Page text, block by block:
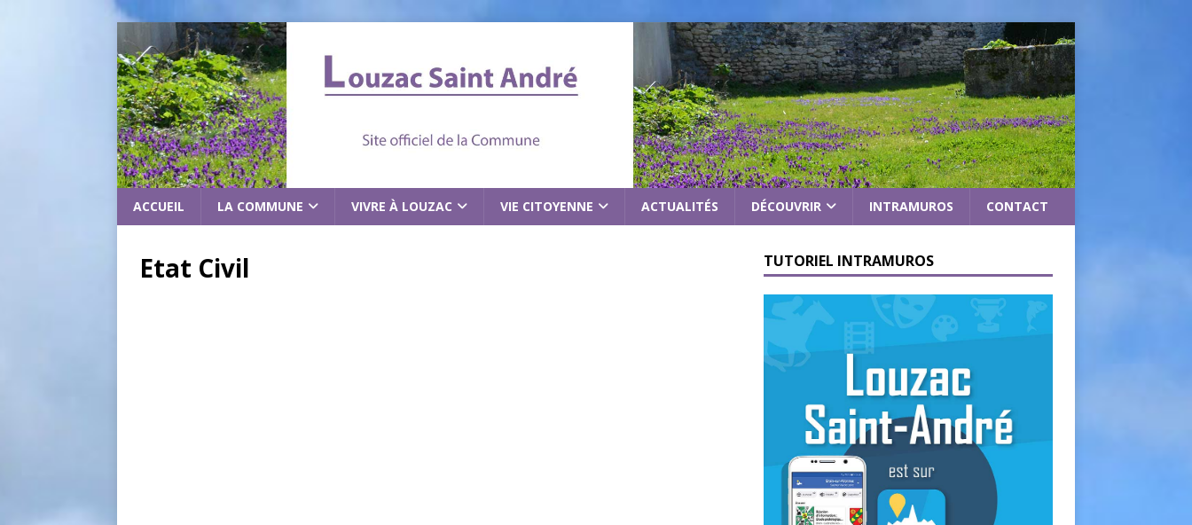
ACCUEIL LA COMMUNE VIVRE À LOUZAC VIE CITOYENNE ACTUALITÉS DÉCOUVRIR INTRAMUROS CONTACT
Etat Civil TUTORIEL INTRAMUROS